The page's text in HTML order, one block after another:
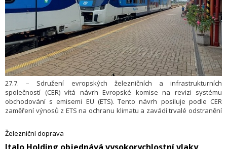
27.7. – Sdružení evropských železničních a infrastrukturních
společností (CER) vítá návrh Evropské komise na revizi systému
obchodování s emisemi EU (ETS). Tento návrh posiluje podle CER
zaměření výnosů z ETS na ochranu klimatu a zavádí trvalé odstranění
se zahájením legislativního procesu CER vyzývá k systematičtějšímu
využívání výnosů z ETS na podporu železniční dopravy a k většímu
zohlednění snižování emisí uhlíku v evropském souboru opatření na
Železniční doprava
​Italo Holding objednává vysokorychlostní vlaky